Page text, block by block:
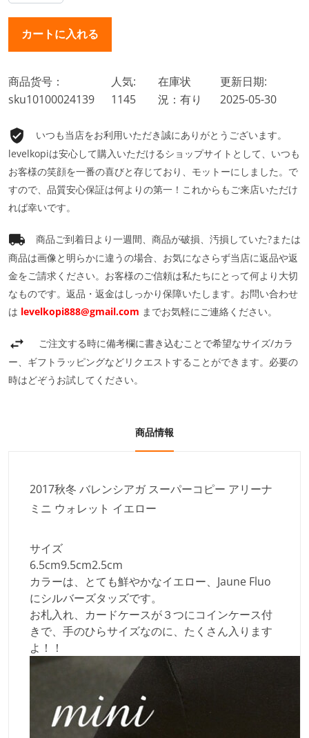
商品货号：
sku10100024139
人気:
1145
在庫状
況：有り
更新日期:
2025-05-30
いつも当店をお利用いただき誠にありがとうございます。
levelkopiは安心して購入いただけるショップサイトとして、いつも
お客様の笑顔を一番の喜びと存じており、モットーにしました。で
すので、品質安心保証は何よりの第一！これからもご来店いただけ
れば幸いです。
商品ご到着日より一週間、商品が破損、汚損していた?または
商品は画像と明らかに違うの場合、お気になさらず当店に返品や返
金をご請求ください。お客様のご信頼は私たちにとって何より大切
なものです。返品・返金はしっかり保障いたします。お問い合わせ
は levelkopi888@gmail.com までお気軽にご連絡ください。
ご注文する時に備考欄に書き込むことで希望なサイズ/カラ
ー、ギフトラッピングなどリクエストすることができます。必要の
時はどぞうお試してください。
商品情報
2017秋冬 バレンシアガ スーパーコピー アリーナ
ミニ ウォレット イエロー
サイズ
6.5cm9.5cm2.5cm
カラーは、とても鮮やかなイエロー、Jaune Fluo
にシルバーズタッズです。
お札入れ、カードケースが３つにコインケース付
きで、手のひらサイズなのに、たくさん入ります
よ！！